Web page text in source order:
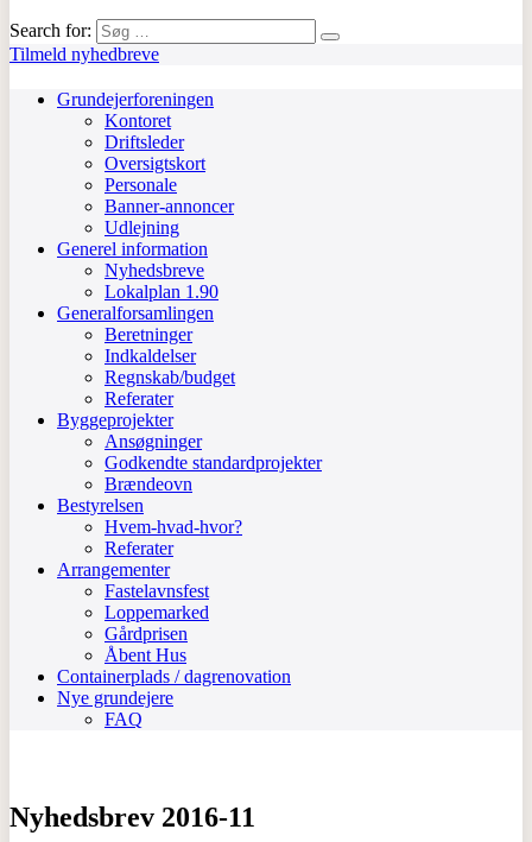
Search for:
Tilmeld nyhedbreve
Grundejerforeningen
Kontoret
Driftsleder
Oversigtskort
Personale
Banner-annoncer
Udlejning
Generel information
Nyhedsbreve
Lokalplan 1.90
Generalforsamlingen
Beretninger
Indkaldelser
Regnskab/budget
Referater
Byggeprojekter
Ansøgninger
Godkendte standardprojekter
Brændeovn
Bestyrelsen
Hvem-hvad-hvor?
Referater
Arrangementer
Fastelavnsfest
Loppemarked
Gårdprisen
Åbent Hus
Containerplads / dagrenovation
Nye grundejere
FAQ
Nyhedsbrev 2016-11